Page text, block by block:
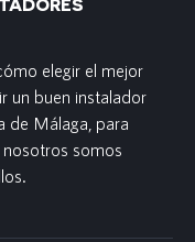
elegir el mejor
un buen instalador
de Málaga, para
somos